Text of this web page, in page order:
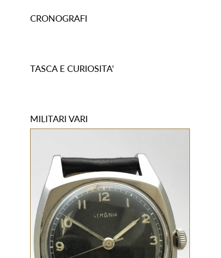
CRONOGRAFI
TASCA E CURIOSITA’
MILITARI VARI